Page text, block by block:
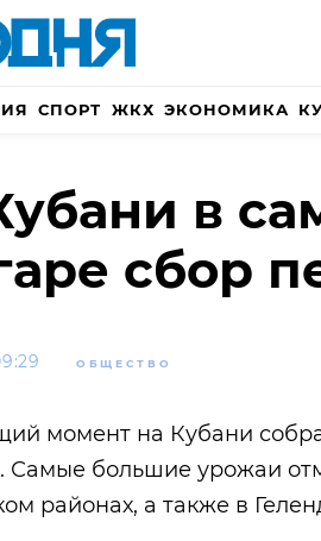
СПОРТ ЖКХ ЭКОНОМИКА
в
сбор
ОБЩЕСТВО
момент на Кубани
Самые большие урожаи
районах, а также в